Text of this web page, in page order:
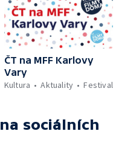
ČT na MFF Karlovy
Vary
Kultura
Aktuality Festival
na sociálních